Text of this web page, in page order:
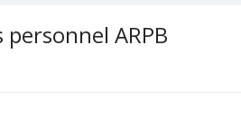
ARPB